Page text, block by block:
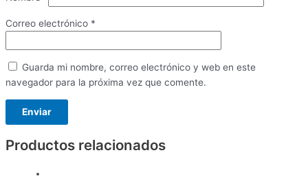
Correo electrónico *
Guarda mi nombre, correo electrónico y web en este
navegador para la próxima vez que comente.
Productos relacionados